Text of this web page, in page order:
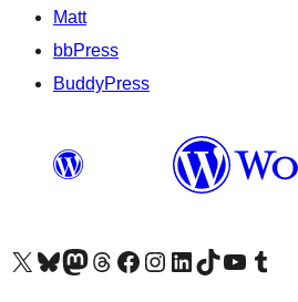
Matt
bbPress
BuddyPress
Apmeklējiet mūsu X (agrāk Twitter) kontu
Apmeklējiet mūsu Bluesky kontu
Apmeklējiet mūsu Mastodon kontu
Apmeklējiet mūsu Threads kontu
Apmeklējiet mūsu Facebook lapuApmeklējiet mūsu Instagram kontu
Apmeklējiet mūsu LinkedIn kontu
Apmeklējiet mūsu TikTok kontu
Apmeklējiet mūsu YouTube kanālu
Apmeklējiet mūsu Tumblr kontu